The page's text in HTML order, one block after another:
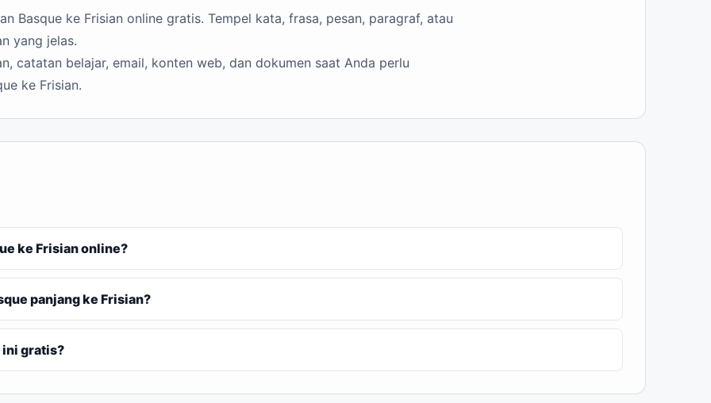
Basque ke Frisian online gratis. Tempel kata, frasa, pesan, paragraf, atau
yang jelas.
catatan belajar, email, konten web, dan dokumen saat Anda perlu
ke Frisian.
ke Frisian online?
panjang ke Frisian?
ini gratis?